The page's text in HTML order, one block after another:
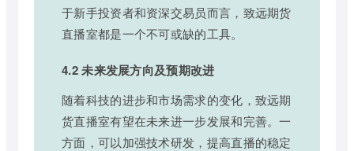
于新手投资者和资深交易员而言，致远期货
直播室都是一个不可或缺的工具。
4.2 未来发展方向及预期改进
随着科技的进步和市场需求的变化，致远期
货直播室有望在未来进一步发展和完善。一
方面，可以加强技术研发，提高直播的稳定